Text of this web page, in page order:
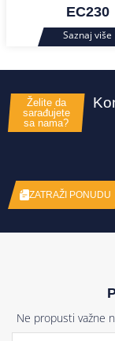
EC230
Želite da
sarađujete
sa nama?
ZATRAŽI PONUDU
Ne propusti važne